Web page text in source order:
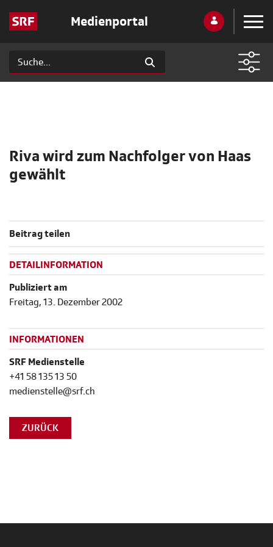
Medienportal
Riva wird zum Nachfolger von Haas
gewählt
Beitrag teilen
DETAILINFORMATION
Publiziert am
Freitag, 13. Dezember 2002
INFORMATIONEN
SRF Medienstelle
+41 58 135 13 50
medienstelle@srf.ch
ZURÜCK